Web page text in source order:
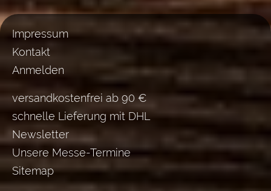
Impressum
Kontakt
Anmelden
versandkostenfrei ab 90 €
schnelle Lieferung mit DHL
Newsletter
Unsere Messe-Termine
Sitemap